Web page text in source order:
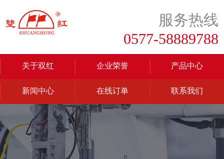
服务热线
0577-58889788
关于双红 企业荣誉 产品中心
新闻中心 在线订单 联系我们